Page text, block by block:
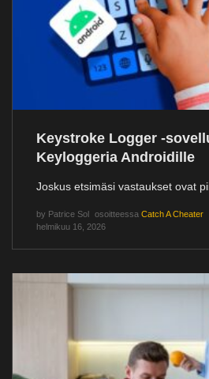
Keystroke Logger -
Keyloggeria Androidille
Joskus etsimäsi vastaukset ovat
by Patrice Sol osoitteessa Catch A Cheater
helmikuu 16, 2026